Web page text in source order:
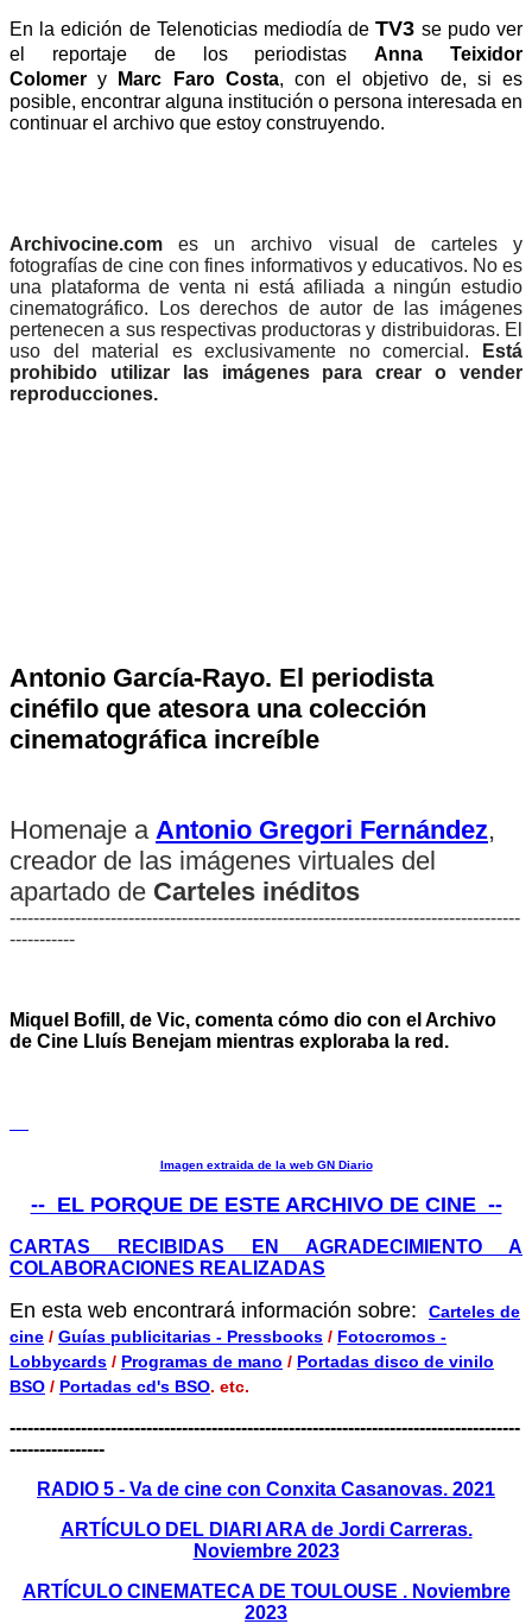
En la edición de Telenoticias mediodía deTV3 se pudo ver
el reportaje de los periodistasAnna Teixidor
Colomer y Marc Faro Costa,con el objetivo de, si es
posible, encontrar alguna institución o persona interesada en
continuar el archivo que estoy construyendo.
Archivocine.com es un archivo visual de carteles y
fotografías de cine con fines informativos y educativos. No es
una plataforma de venta ni está afiliada a ningún estudio
cinematográfico. Los derechos de autor de las imágenes
pertenecen a sus respectivas productoras y distribuidoras. El
uso del material es exclusivamente no comercial.
Está
prohibido utilizar las imágenes para crear o vender
reproducciones.
Antonio García-Rayo. El periodista
cinéfilo que atesora una colección
cinematográfica increíble
Homenaje a Antonio Gregori Fernández,
creador de las imágenes virtuales del
apartado de Carteles inéditos
--------------------------------------------------------------------------------------
-----------
Miquel Bofill, de Vic, comenta cómo dio con el Archivo
de Cine Lluís Benejam mientras exploraba la red.
Imagen extraida de la web GN Diario
-- EL PORQUE DE ESTE ARCHIVO DE CINE --
CARTAS RECIBIDAS EN AGRADECIMIENTO A
COLABORACIONES REALIZADAS
En esta web encontrará información sobre:
Carteles de
cine / Guías publicitarias - Pressbooks / Fotocromos -
Lobbycards / Programas de mano / Portadas disco de vinilo
BSO / Portadas cd's BSO. etc.
--------------------------------------------------------------------------------------
----------------
RADIO 5 - Va de cine con Conxita Casanovas. 2021
ARTÍCULO DEL DIARI ARA de Jordi Carreras.
Noviembre 2023
ARTÍCULO CINEMATECA DE TOULOUSE . Noviembre
2023